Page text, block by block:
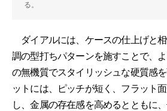
る。
ダイアルには、ケースの仕上げと
調の型打ちパターンを施すことで、
の無機質でスタイリッシュな硬質感
ットには、ピッチが短く、フラット
し、金属の存在感を高めるとともに